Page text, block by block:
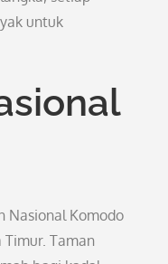
untuk
Nasional Komodo
Taman